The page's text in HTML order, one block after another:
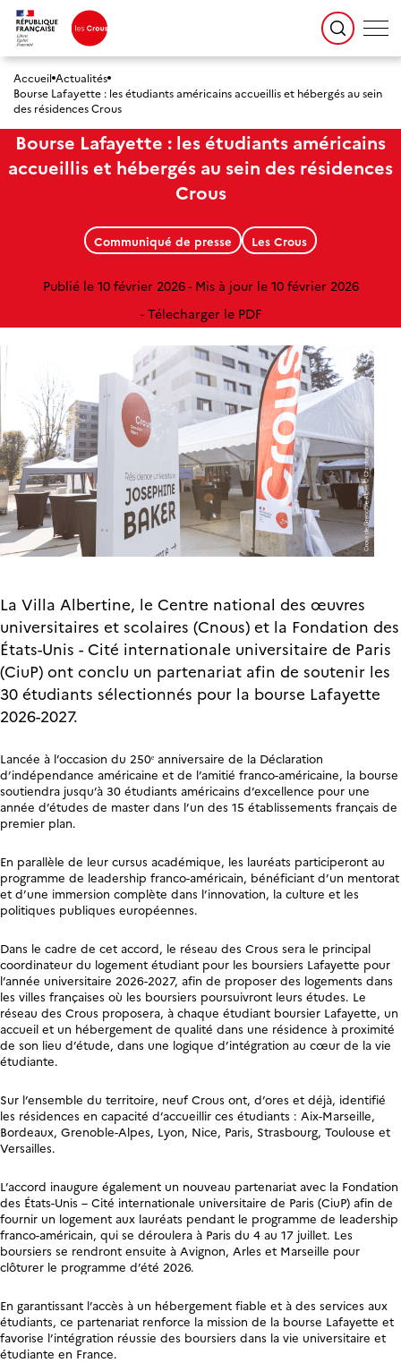
Accueil Actualités
Bourse Lafayette : les étudiants américains accueillis et hébergés au sein
des résidences Crous
Bourse Lafayette : les étudiants américains
accueillis et hébergés au sein des résidences
Crous
Communiqué de presse Les Crous
Publié le 10 février 2026
Mis à jour le 10 février 2026
Télecharger le PDF
La Villa Albertine, le Centre national des œuvres
universitaires et scolaires (Cnous) et la Fondation des
États-Unis - Cité internationale universitaire de Paris
(CiuP) ont conclu un partenariat afin de soutenir les
30 étudiants sélectionnés pour la bourse Lafayette
2026-2027.
Lancée à l’occasion du 250ᵉ anniversaire de la Déclaration
d’indépendance américaine et de l’amitié franco-américaine, la bourse
soutiendra jusqu’à 30 étudiants américains d’excellence pour une
année d’études de master dans l’un des 15 établissements français de
premier plan.
En parallèle de leur cursus académique, les lauréats participeront au
programme de leadership franco-américain, bénéficiant d’un mentorat
et d’une immersion complète dans l’innovation, la culture et les
politiques publiques européennes.
Dans le cadre de cet accord, le réseau des Crous sera le principal
coordinateur du logement étudiant pour les boursiers Lafayette pour
l’année universitaire 2026-2027, afin de proposer des logements dans
les villes françaises où les boursiers poursuivront leurs études. Le
réseau des Crous proposera, à chaque étudiant boursier Lafayette, un
accueil et un hébergement de qualité dans une résidence à proximité
de son lieu d’étude, dans une logique d’intégration au cœur de la vie
étudiante.
Sur l’ensemble du territoire, neuf Crous ont, d’ores et déjà, identifié
les résidences en capacité d’accueillir ces étudiants : Aix-Marseille,
Bordeaux, Grenoble-Alpes, Lyon, Nice, Paris, Strasbourg, Toulouse et
Versailles.
L’accord inaugure également un nouveau partenariat avec la Fondation
des États-Unis – Cité internationale universitaire de Paris (CiuP) afin de
fournir un logement aux lauréats pendant le programme de leadership
franco-américain, qui se déroulera à Paris du 4 au 17 juillet. Les
boursiers se rendront ensuite à Avignon, Arles et Marseille pour
clôturer le programme d’été 2026.
En garantissant l’accès à un hébergement fiable et à des services aux
étudiants, ce partenariat renforce la mission de la bourse Lafayette et
favorise l’intégration réussie des boursiers dans la vie universitaire et
étudiante en France.